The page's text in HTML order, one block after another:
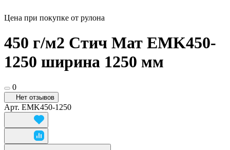
Цена при покупке от рулона
450 г/м2 Стич Мат EMK450-
1250 ширина 1250 мм
0
Нет отзывов
Арт. EMK450-1250